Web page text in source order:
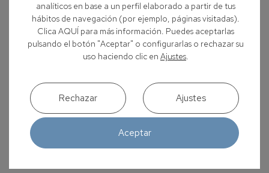
Telstar
analíticos en base a un perfil elaborado a partir de tus
hábitos de navegación (por ejemplo, páginas visitadas).
Clica AQUÍ para más información. Puedes aceptarlas
pulsando el botón "Aceptar" o configurarlas o rechazar su
uso haciendo clic en Ajustes.
Aceptar
Rechazar Ajustes